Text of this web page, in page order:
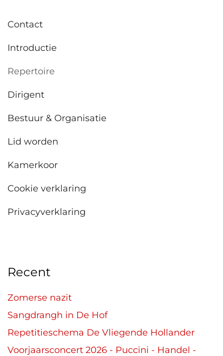
Contact
Introductie
Repertoire
Dirigent
Bestuur & Organisatie
Lid worden
Kamerkoor
Cookie verklaring
Privacyverklaring
Recent
Zomerse nazit
Sangdrangh in De Hof
Repetitieschema De Vliegende Hollander
Voorjaarsconcert 2026 - Puccini - Handel -